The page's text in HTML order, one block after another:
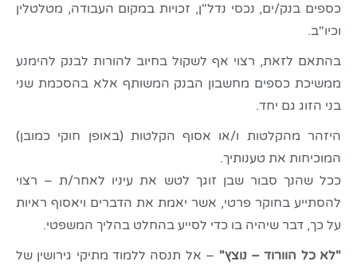
כספים בנק/ים, נכסי נדל"ן, זכויות במקום העבודה, מטלטלין
וכיו"ב.
בהתאם לזאת, רצוי אף לשקול בחיוב להורות לבנק להימנע
ממשיכת כספים מחשבון הבנק המשותף אלא בהסכמת שני
בני הזוג גם יחד.
היזהר מהקלטות ו/או אסוף הקלטות (באופן חוקי כמובן)
המוכיחות את טענותיך.
ככל שהנך סבור שבן זוגך לטש את עיניו לאחר/ת – רצוי
להסתייע בחוקר פרטי, אשר יאמת את הדברים ויאסוף ראיות
על כך, דבר שיהיה בו כדי לסייע בהחלט בהליך המשפטי.
"לא כל הוורוד – נוצץ" – אל תנסה ללמוד מתיקי גירושין של